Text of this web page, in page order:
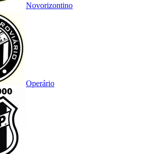
Novorizontino
Operário